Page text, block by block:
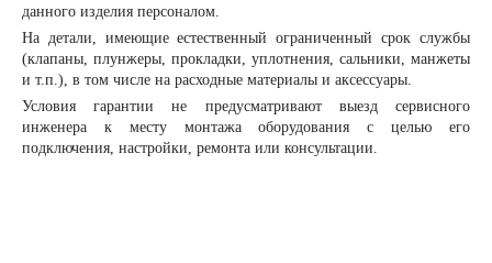
данного изделия персоналом.
На детали, имеющие естественный ограниченный срок службы
(клапаны, плунжеры, прокладки, уплотнения, сальники, манжеты
и т.п.), в том числе на расходные материалы и аксессуары.
Условия гарантии не предусматривают выезд сервисного
инженера к месту монтажа оборудования с целью его
подключения, настройки, ремонта или консультации.